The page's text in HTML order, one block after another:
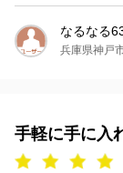
なるなる
兵庫県神戸
手軽に手に入